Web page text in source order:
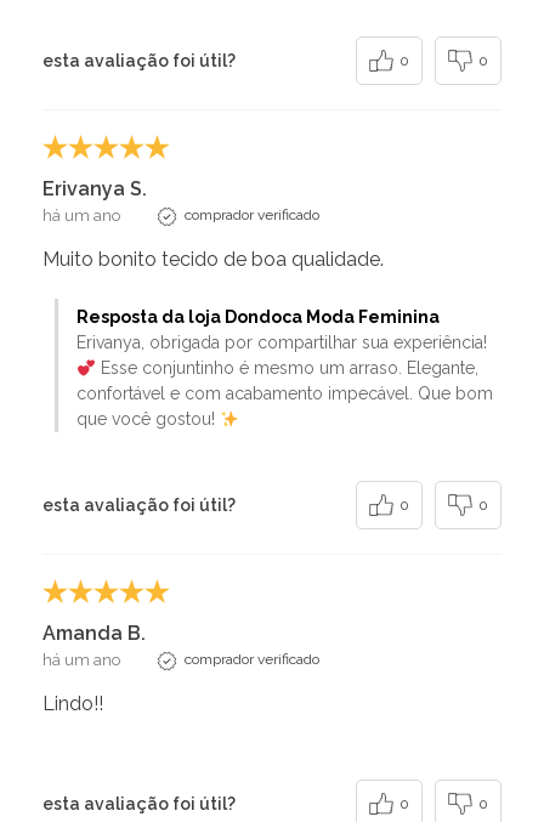
esta avaliação foi útil? 0 0
Erivanya S.
há um ano comprador verificado
Muito bonito tecido de boa qualidade.
Resposta da loja Dondoca Moda Feminina
Erivanya, obrigada por compartilhar sua experiência!
Esse conjuntinho é mesmo um arraso. Elegante,
confortável e com acabamento impecável. Que bom
que você gostou!
esta avaliação foi útil? 0 0
Amanda B.
há um ano comprador verificado
Lindo!!
esta avaliação foi útil? 0 0